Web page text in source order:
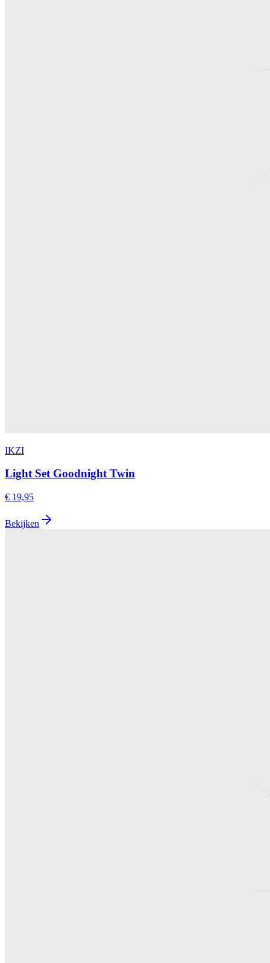
IKZI
Light Set Goodnight Twin
€ 19,95
Bekijken